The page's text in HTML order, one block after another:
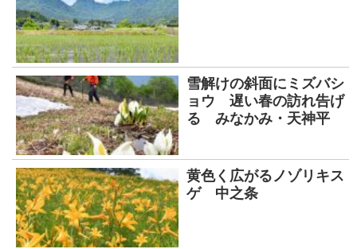
雪解けの斜面にミズバシ
ョウ 遅い春の訪れ告げ
る みなかみ・天神平
黄色く広がるノゾリキス
ゲ 中之条